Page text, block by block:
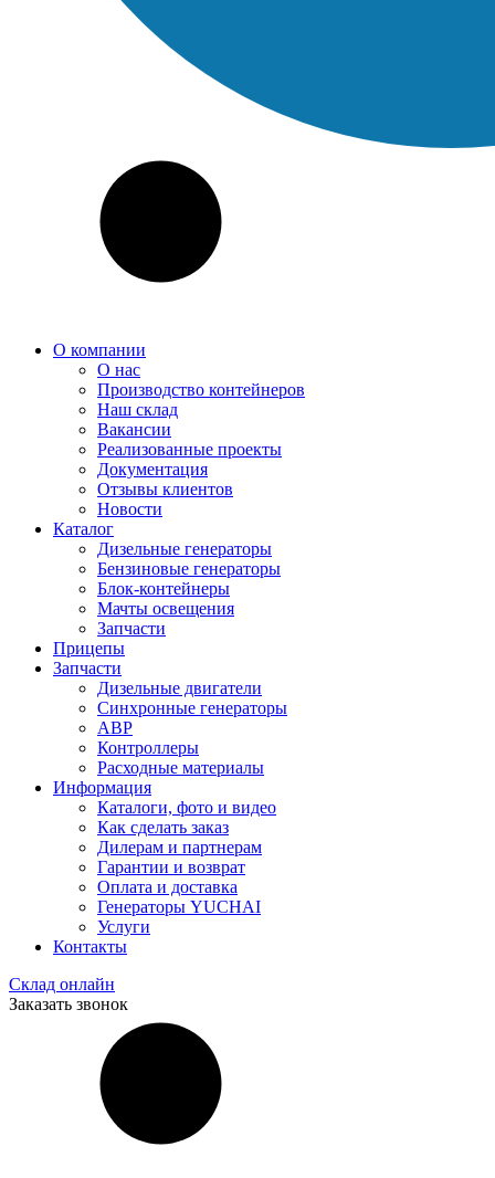
О компании
О нас
Производство контейнеров
Наш склад
Вакансии
Реализованные проекты
Документация
Отзывы клиентов
Новости
Каталог
Дизельные генераторы
Бензиновые генераторы
Блок-контейнеры
Мачты освещения
Запчасти
Прицепы
Запчасти
Дизельные двигатели
Синхронные генераторы
АВР
Контроллеры
Расходные материалы
Информация
Каталоги, фото и видео
Как сделать заказ
Дилерам и партнерам
Гарантии и возврат
Оплата и доставка
Генераторы YUCHAI
Услуги
Контакты
Склад онлайн
Заказать звонок